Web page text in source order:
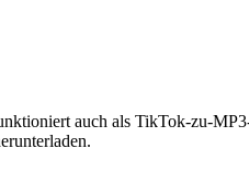
auch als TikTok-zu-